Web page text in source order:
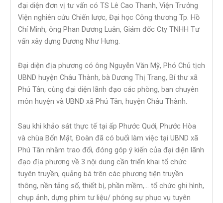
đại diện đơn vị tư vấn có TS Lê Cao Thanh, Viện Trưởng
Viện nghiên cứu Chiến lược, Đại học Công thương Tp. Hồ
Chí Minh, ông Phan Dương Luân, Giám đốc Cty TNHH Tư
vấn xây dựng Dương Như Hưng.
Đại diện địa phương có ông Nguyễn Văn Mỹ, Phó Chủ tịch
UBND huyện Châu Thành, bà Dương Thị Trang, Bí thư xã
Phú Tân, cùng đại diện lãnh đạo các phòng, ban chuyên
môn huyện và UBND xã Phú Tân, huyện Châu Thành.
Sau khi khảo sát thực tế tại ấp Phước Quới, Phước Hòa
và chùa Bốn Mặt, Đoàn đã có buổi làm việc tại UBND xã
Phú Tân nhằm trao đổi, đóng góp ý kiến của đại diện lãnh
đạo địa phương về 3 nội dung cần triển khai tổ chức
tuyên truyền, quảng bá trên các phương tiện truyền
thông, nền tảng số, thiết bị, phần mềm,… tổ chức ghi hình,
chụp ảnh, dựng phim tư liệu/ phóng sự phục vụ tuyên